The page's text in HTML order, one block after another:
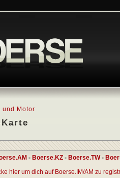
und Motor
- Boerse.KZ - Boerse.TW-
hier um dich auf Boerse.IM/AM zu